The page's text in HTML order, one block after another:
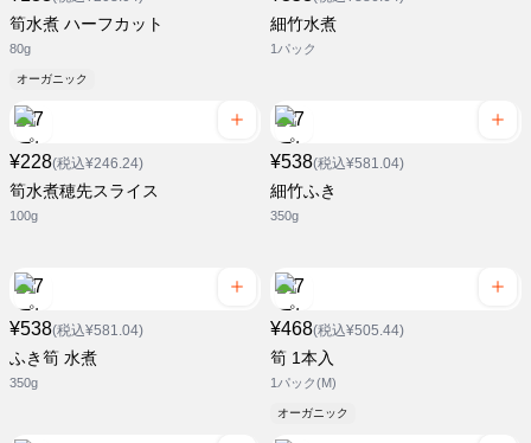
筍水煮 ハーフカット
80g
オーガニック
細竹水煮
1パック
¥228(税込¥246.24)
筍水煮穂先スライス
100g
¥538(税込¥581.04)
細竹ふき
350g
¥538(税込¥581.04)
ふき筍 水煮
350g
¥468(税込¥505.44)
筍 1本入
1パック(M)
オーガニック